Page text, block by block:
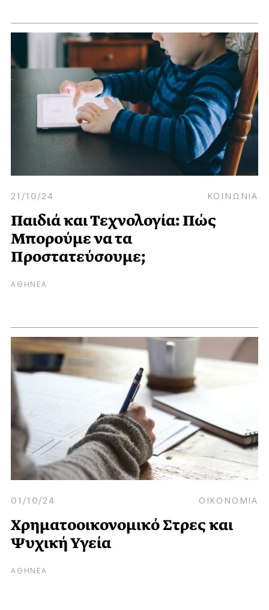
21/10/24 ΚΟΙΝΩΝΙΑ
Παιδιά και Τεχνολογία: Πώς
Μπορούμε να τα
Προστατεύσουμε;
ΑΘΗΝΕΑ
01/10/24 ΟΙΚΟΝΟΜΙΑ
Χρηματοοικονομικό Στρες και
Ψυχική Υγεία
ΑΘΗΝΕΑ